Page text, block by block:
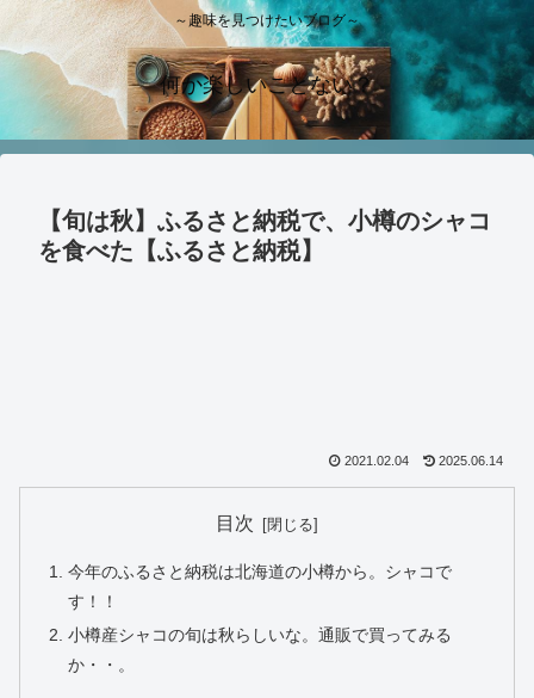
～趣味を見つけたいブログ～
何か楽しいことない？
【旬は秋】ふるさと納税で、小樽のシャコ
を食べた【ふるさと納税】
2021.02.04 2025.06.14
目次
今年のふるさと納税は北海道の小樽から。シャコで
す！！
小樽産シャコの旬は秋らしいな。通販で買ってみる
か・・。